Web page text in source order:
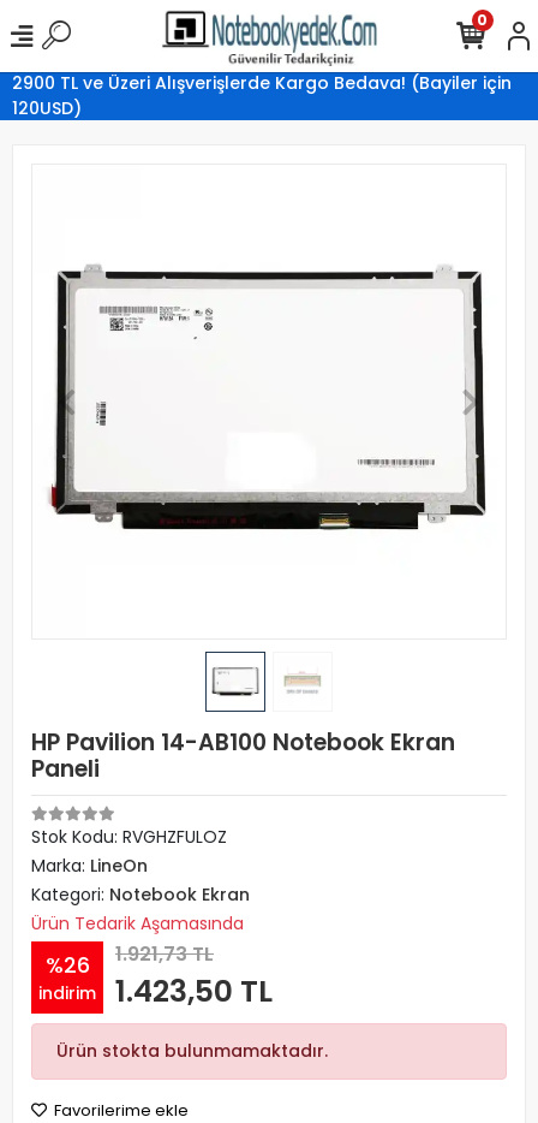
2900 TL ve Üzeri Alışverişlerde Kargo Bedava! (Bayiler için
120USD)
0
HP Pavilion 14-AB100 Notebook Ekran
Paneli
Stok Kodu: RVGHZFULOZ
Marka: LineOn
Kategori: Notebook Ekran
Ürün Tedarik Aşamasında
%26
indirim
1.921,73 TL
1.423,50 TL
Ürün stokta bulunmamaktadır.
Favorilerime ekle